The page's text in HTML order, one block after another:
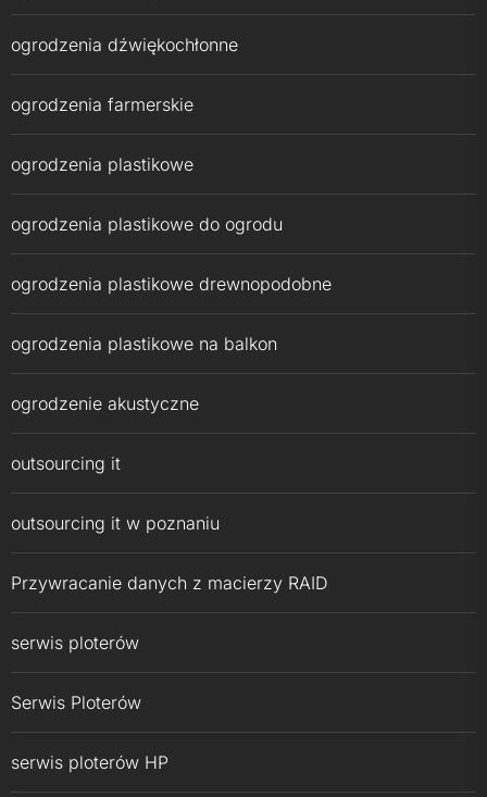
ogrodzenia dźwiękochłonne
ogrodzenia farmerskie
ogrodzenia plastikowe
ogrodzenia plastikowe do ogrodu
ogrodzenia plastikowe drewnopodobne
ogrodzenia plastikowe na balkon
ogrodzenie akustyczne
outsourcing it
outsourcing it w poznaniu
Przywracanie danych z macierzy RAID
serwis ploterów
Serwis Ploterów
serwis ploterów HP